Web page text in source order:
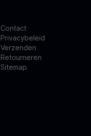
Contact
Privacybeleid
Verzenden
Retourneren
Sitemap